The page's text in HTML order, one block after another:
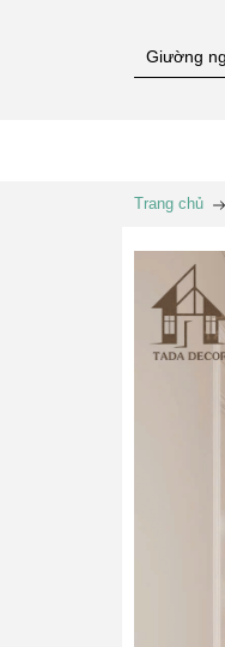
Trang chủ